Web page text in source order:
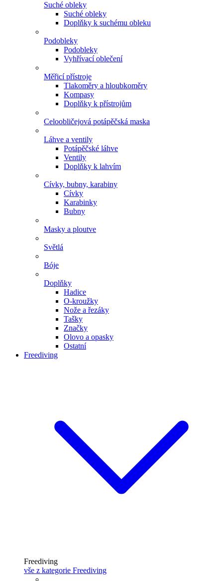
Suché obleky
Suché obleky
Doplňky k suchému obleku
Podobleky
Podobleky
Vyhřívací oblečení
Měřicí přístroje
Tlakoměry a hloubkoměry
Kompasy
Doplňky k přístrojům
Celoobličejová potápěčská maska
Láhve a ventily
Potápěčské láhve
Ventily
Doplňky k lahvím
Cívky, bubny, karabiny
Cívky
Karabinky
Bubny
Masky a ploutve
Světlá
Bóje
Doplňky
Hadice
O-kroužky
Nože a řezáky
Tašky
Značky
Olovo a opasky
Ostatní
Freediving
Freediving
vše z kategorie Freediving